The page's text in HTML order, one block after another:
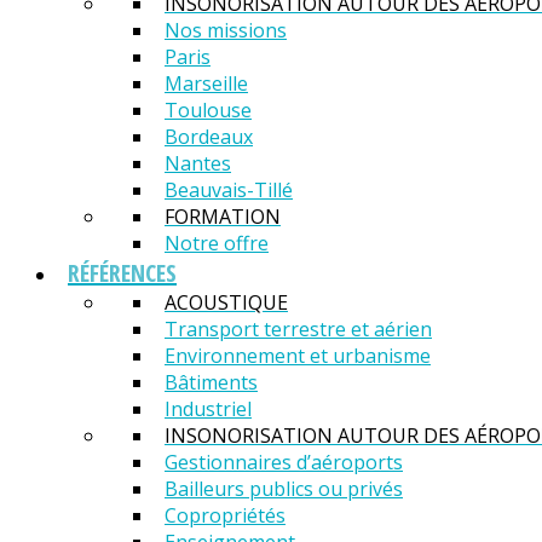
Nos missions
Paris
Marseille
Toulouse
Bordeaux
Nantes
Beauvais-Tillé
FORMATION
Notre offre
RÉFÉRENCES
ACOUSTIQUE
Transport terrestre et aérien
Environnement et urbanisme
Bâtiments
Industriel
INSONORISATION AUTOUR DES
Gestionnaires d’aéroports
Bailleurs publics ou privés
Copropriétés